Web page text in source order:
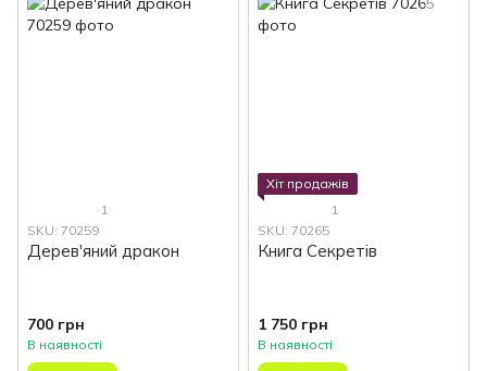
1
SKU: 70259
Дерев'яний дракон
700 грн
В наявності
Хіт продажів
1
SKU: 70265
Книга Секретів
1 750 грн
В наявності